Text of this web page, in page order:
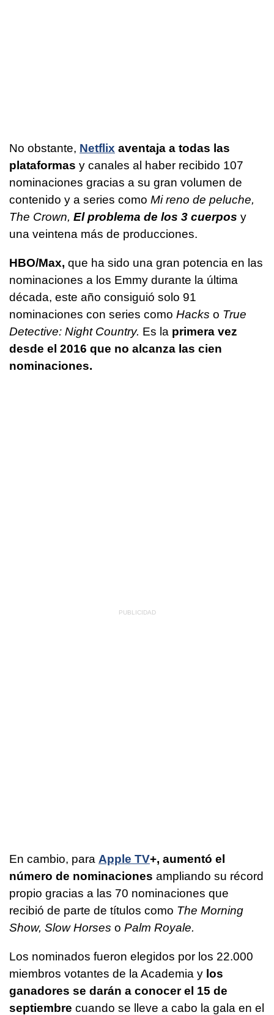
No obstante, Netflix aventaja a todas las
plataformas y canales al haber recibido 107
nominaciones gracias a su gran volumen de
contenido y a series como Mi reno de peluche,
The Crown, El problema de los 3 cuerpos y
una veintena más de producciones.
HBO/Max, que ha sido una gran potencia en las
nominaciones a los Emmy durante la última
década, este año consiguió solo 91
nominaciones con series como Hacks o True
Detective: Night Country. Es la primera vez
desde el 2016 que no alcanza las cien
nominaciones.
En cambio, para Apple TV+, aumentó el
número de nominaciones ampliando su récord
propio gracias a las 70 nominaciones que
recibió de parte de títulos como The Morning
Show, Slow Horses o Palm Royale.
Los nominados fueron elegidos por los 22.000
miembros votantes de la Academia y los
ganadores se darán a conocer el 15 de
septiembre cuando se lleve a cabo la gala en el